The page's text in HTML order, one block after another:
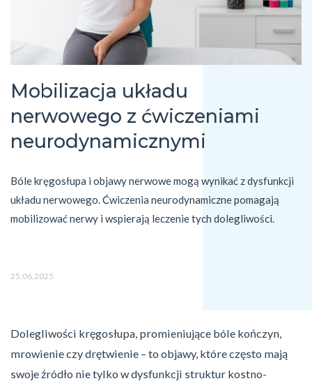
Mobilizacja układu
nerwowego z ćwiczeniami
neurodynamicznymi
Bóle kręgosłupa i objawy nerwowe mogą wynikać z dysfunkcji
układu nerwowego. Ćwiczenia neurodynamiczne pomagają
mobilizować nerwy i wspierają leczenie tych dolegliwości.
25.06.2025
Dolegliwości kręgosłupa, promieniujące bóle kończyn,
mrowienie czy drętwienie – to objawy, które często mają
swoje źródło nie tylko w dysfunkcji struktur kostno-